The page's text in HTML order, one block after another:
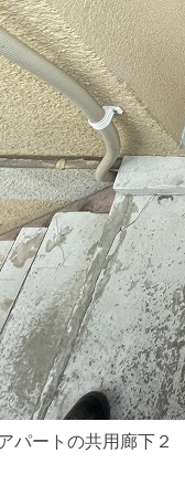
パートの共用廊下２